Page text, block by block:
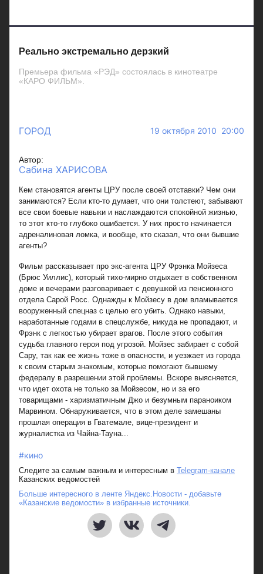
Реально экстремально дерзкий
Премьера фильма «РЭД» состоялась в кинотеатре
«КАРО ФИЛЬМ».
ГОРОД 19 октября 2010 20:00
Автор:
Сабина ХАРИСОВА
Кем становятся агенты ЦРУ после своей отставки? Чем они
занимаются? Если кто-то думает, что они толстеют, забывают
все свои боевые навыки и наслаждаются спокойной жизнью,
то этот кто-то глубоко ошибается. У них просто начинается
адреналиновая ломка, и вообще, кто сказал, что они бывшие
агенты?
Фильм рассказывает про экс-агента ЦРУ Фрэнка Мойзеса
(Брюс Уиллис), который тихо-мирно отдыхает в собственном
доме и вечерами разговаривает с девушкой из пенсионного
отдела Сарой Росс. Однажды к Мойзесу в дом вламывается
вооруженный спецназ с целью его убить. Однако навыки,
наработанные годами в спецслужбе, никуда не пропадают, и
Фрэнк с легкостью убирает врагов. После этого события
судьба главного героя под угрозой. Мойзес забирает с собой
Сару, так как ее жизнь тоже в опасности, и уезжает из города
к своим старым знакомым, которые помогают бывшему
федералу в разрешении этой проблемы. Вскоре выясняется,
что идет охота не только за Мойзесом, но и за его
товарищами - харизматичным Джо и безумным параноиком
Марвином. Обнаруживается, что в этом деле замешаны
прошлая операция в Гватемале, вице-президент и
журналистка из Чайна-Тауна...
#кино
Следите за самым важным и интересным в Telegram-канале
Казанских ведомостей
Больше интересного в ленте Яндекс.Новости - добавьте
«Казанские ведомости» в избранные источники.